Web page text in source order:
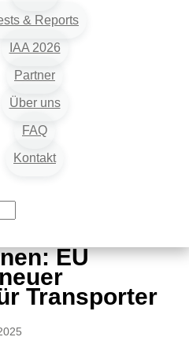
& Reports
IAA 2026
Partner
Über uns
FAQ
Kontakt
neuer Grenzwerte für Transporter
EU
Transporter